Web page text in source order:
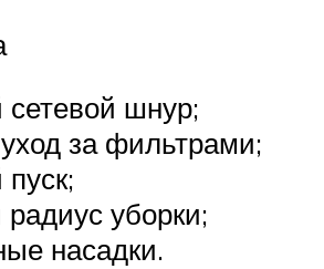
шнур;
за фильтрами;
уборки;
насадки.